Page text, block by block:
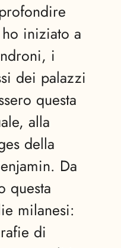
iniziato a
i
dei palazzi
questa
alla
della
Da
questa
milanesi:
di